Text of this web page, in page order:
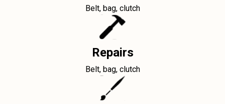
Belt, bag, clutch
Repairs
Belt, bag, clutch